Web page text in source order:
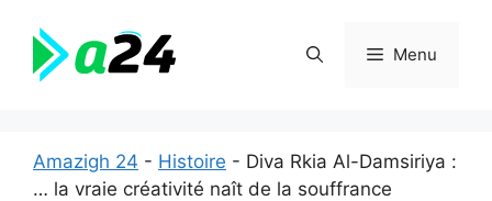
contenu
Menu
Amazigh 24 - Histoire - Diva Rkia Al-Damsiriya :
… la vraie créativité naît de la souffrance